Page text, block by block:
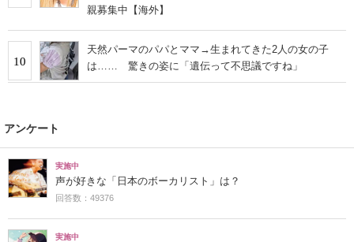
親募集中【海外】
10
天然パーマのパパとママ→生まれてきた2人の女の子
は…… 驚きの姿に「遺伝って不思議ですね」
アンケート
実施中
声が好きな「日本のボーカリスト」は？
回答数：49376
実施中